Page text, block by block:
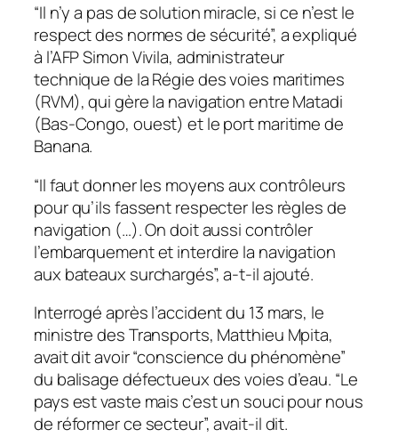
“Il n’y a pas de solution miracle, si ce n’est le
respect des normes de sécurité”, a expliqué
à l’AFP Simon Vivila, administrateur
technique de la Régie des voies maritimes
(RVM), qui gère la navigation entre Matadi
(Bas-Congo, ouest) et le port maritime de
Banana.
“Il faut donner les moyens aux contrôleurs
pour qu’ils fassent respecter les règles de
navigation (…). On doit aussi contrôler
l’embarquement et interdire la navigation
aux bateaux surchargés”, a-t-il ajouté.
Interrogé après l’accident du 13 mars, le
ministre des Transports, Matthieu Mpita,
avait dit avoir “conscience du phénomène”
du balisage défectueux des voies d’eau. “Le
pays est vaste mais c’est un souci pour nous
de réformer ce secteur”, avait-il dit.